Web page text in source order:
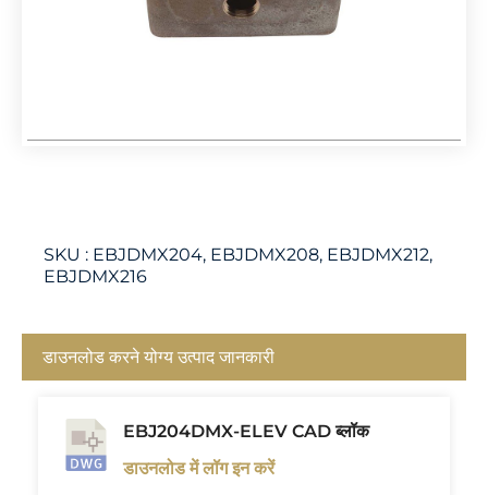
SKU : EBJDMX204, EBJDMX208, EBJDMX212,
EBJDMX216
डाउनलोड करने योग्य उत्पाद जानकारी
EBJ204DMX-ELEV CAD ब्लॉक
डाउनलोड में लॉग इन करें